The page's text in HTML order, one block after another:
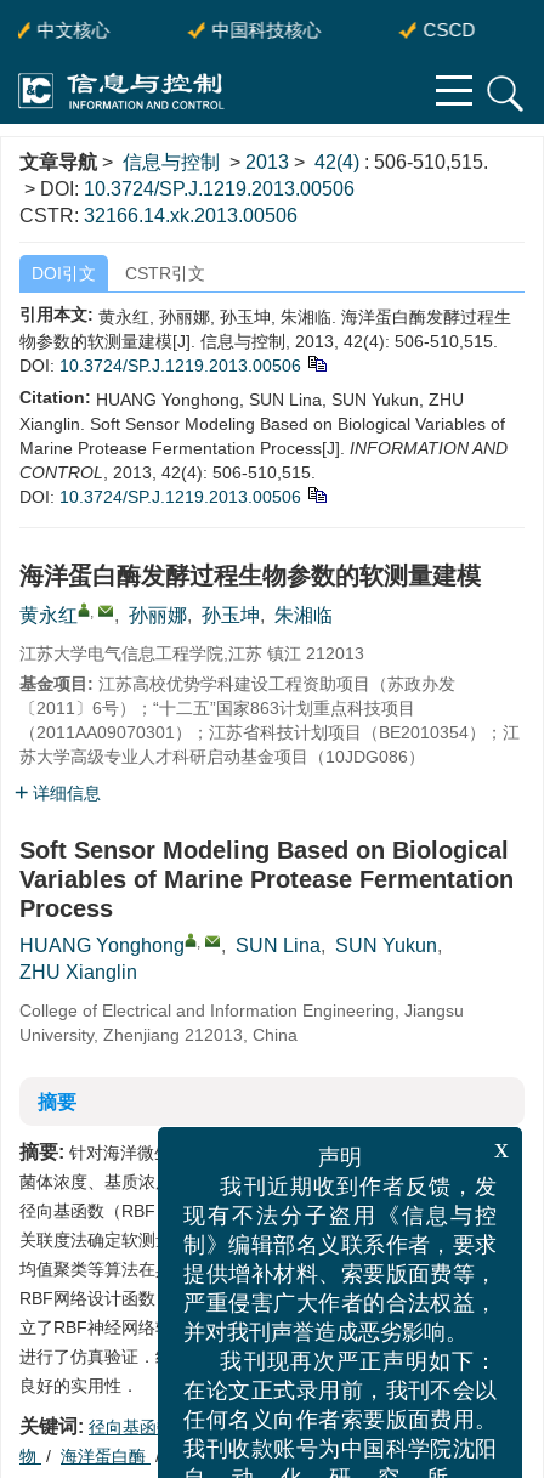
中文核心 中国科技核心 CSCD
文章导航 > 信息与控制 > 2013 > 42(4) : 506-510,515.
> DOI: 10.3724/SP.J.1219.2013.00506
CSTR: 32166.14.xk.2013.00506
DOI引文 CSTR引文
引用本文: 黄永红, 孙丽娜, 孙玉坤, 朱湘临. 海洋蛋白酶发酵过程生
物参数的软测量建模[J]. 信息与控制, 2013, 42(4): 506-510,515.
DOI: 10.3724/SP.J.1219.2013.00506
Citation: HUANG Yonghong, SUN Lina, SUN Yukun, ZHU
Xianglin. Soft Sensor Modeling Based on Biological Variables of
Marine Protease Fermentation Process[J]. INFORMATION AND
CONTROL
, 2013, 42(4): 506-510,515.
DOI: 10.3724/SP.J.1219.2013.00506
海洋蛋白酶发酵过程生物参数的软测量建模
黄永红 , , 孙丽娜, 孙玉坤, 朱湘临
江苏大学电气信息工程学院,江苏 镇江 212013
基金项目: 江苏高校优势学科建设工程资助项目（苏政办发
〔2011〕6号）；“十二五”国家863计划重点科技项目
（2011AA09070301）；江苏省科技计划项目（BE2010354）；江
苏大学高级专业人才科研启动基金项目（10JDG086）
详细信息
Soft Sensor Modeling Based on Biological
Variables of Marine Protease Fermentation
Process
HUANG Yonghong , , SUN Lina, SUN Yukun,
ZHU Xianglin
College of Electrical and Information Engineering, Jiangsu
University, Zhenjiang 212013, China
摘要
摘要: 针对海洋微生物低温碱性蛋白酶发酵过程关键生物参数（如
菌体浓度、基质浓度、酶活等）的在线测量问题， 提出了一种基于
径向基函数（RBF）神经网络的软测量建模方法． 首先，应用一致
关联度法确定软测量模型的辅助变量．然后，针对正交最小二乘、
均值聚类等算法在具体实现时比较繁琐的问题，利用简单且实用的
RBF网络设计函数， 应用训练样本集对RBF神经网络进行训练，建
立了RBF神经网络软测量模型，用测试样本集对建立的软测量模型
进行了仿真验证．结果表明，该软测量模型具有很高的逼近精度和
良好的实用性．
关键词: 径向基函数（RBF）神经网络/一致关联度/海洋微生
物 / 海洋蛋白酶 / 软测量
x
声明
我刊近期收到作者反馈，发
现有不法分子盗用《信息与控
制》编辑部名义联系作者，要求
提供增补材料、索要版面费等，
严重侵害广大作者的合法权益，
并对我刊声誉造成恶劣影响。
我刊现再次严正声明如下：
在论文正式录用前，我刊不会以
任何名义向作者索要版面费用。
我刊收款账号为中国科学院沈阳